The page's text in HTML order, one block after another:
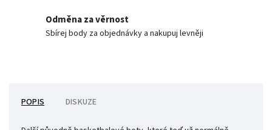
Odměna za věrnost
Sbírej body za objednávky a nakupuj levněji
POPIS DISKUZE